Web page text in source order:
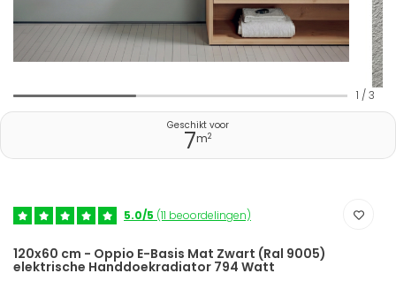
1 / 3
Geschikt voor
7m2
5.0/5 (11 beoordelingen)
120x60 cm - Oppio E-Basis Mat Zwart (Ral 9005)
elektrische Handdoekradiator 794 Watt